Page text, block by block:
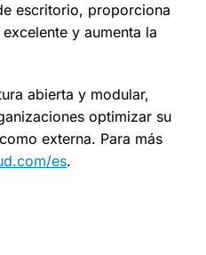
escritorio, proporciona
y aumenta la
abierta y modular,
optimizar su
externa. Para más
es.